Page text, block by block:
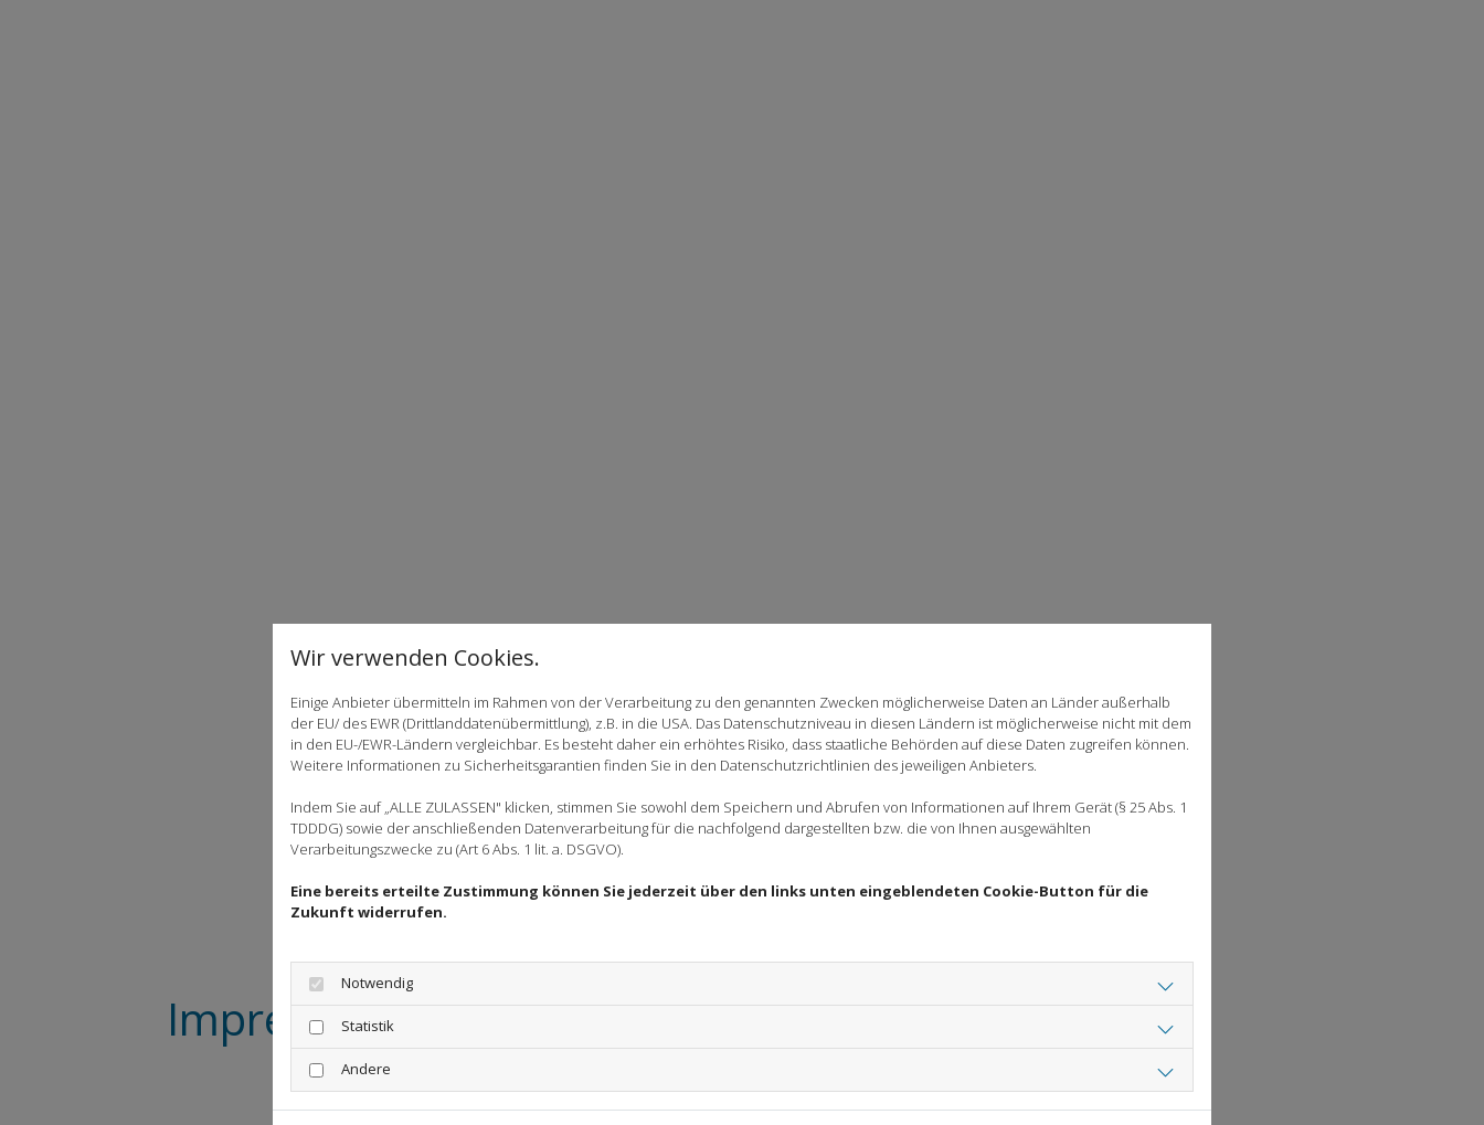
Impressum
Wir verwenden Cookies.
Einige Anbieter übermitteln im Rahmen von der Verarbeitung zu den genannten Zwecken möglicherweise Daten an Länder außerhalb
der EU/ des EWR (Drittlanddatenübermittlung), z.B. in die USA. Das Datenschutzniveau in diesen Ländern ist möglicherweise nicht mit dem
in den EU-/EWR-Ländern vergleichbar. Es besteht daher ein erhöhtes Risiko, dass staatliche Behörden auf diese Daten zugreifen können.
Weitere Informationen zu Sicherheitsgarantien finden Sie in den Datenschutzrichtlinien des jeweiligen Anbieters.
Indem Sie auf „ALLE ZULASSEN" klicken, stimmen Sie sowohl dem Speichern und Abrufen von Informationen auf Ihrem Gerät (§ 25 Abs. 1
TDDDG) sowie der anschließenden Datenverarbeitung für die nachfolgend dargestellten bzw. die von Ihnen ausgewählten
Verarbeitungszwecke zu (Art 6 Abs. 1 lit. a. DSGVO).
Eine bereits erteilte Zustimmung können Sie jederzeit über den links unten eingeblendeten Cookie-Button für die
Zukunft widerrufen.
Notwendig
Statistik
Andere